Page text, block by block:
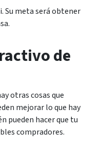
Su meta será obtener
de
otras cosas que
mejorar lo que hay
pueden hacer que tu
compradores.